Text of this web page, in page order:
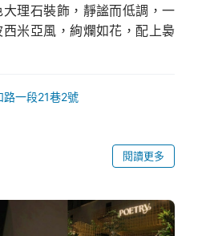
理石裝飾，靜謐而低調，一
米亞風，絢爛如花，配上裊
一段21巷2號
閱讀更多